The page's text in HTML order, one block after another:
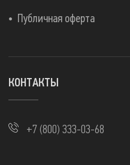
Публичная оферта
КОНТАКТЫ
+7 (800) 333-03-68